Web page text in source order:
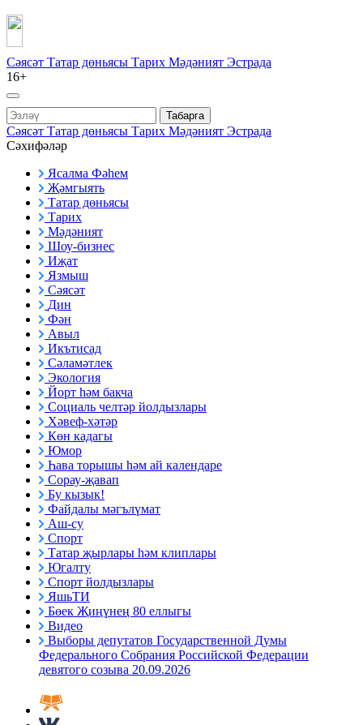
Сәясәт Татар дөньясы Тарих Мәдәният Эстрада
16+
Табарга
Сәясәт Татар дөньясы Тарих Мәдәният Эстрада
Сәхифәләр
Ясалма Фәһем
Җәмгыять
Татар дөньясы
Тарих
Мәдәният
Шоу-бизнес
Иҗат
Язмыш
Сәясәт
Дин
Фән
Авыл
Икътисад
Сәламәтлек
Экология
Йорт һәм бакча
Социаль челтәр йолдызлары
Хәвеф-хәтәр
Көн кадагы
Юмор
Һава торышы һәм ай календаре
Сорау-җавап
Бу кызык!
Файдалы мәгълүмат
Аш-су
Спорт
Татар җырлары һәм клиплары
Югалту
Спорт йолдызлары
ЯшьТИ
Бөек Җиңүнең 80 еллыгы
Видео
Выборы депутатов Государственной Думы
Федерального Собрания Российской Федерации
девятого созыва 20.09.2026